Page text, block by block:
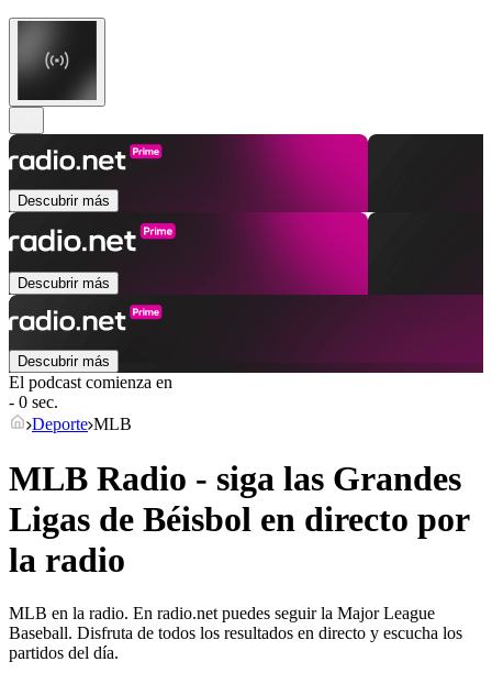
Descubrir más
Descubrir más
Descubrir más
El podcast comienza en
- 0 sec.
Deporte MLB
MLB Radio - siga las Grandes
Ligas de Béisbol en directo por
la radio
MLB en la radio. En radio.net puedes seguir la Major League
Baseball. Disfruta de todos los resultados en directo y escucha los
partidos del día.